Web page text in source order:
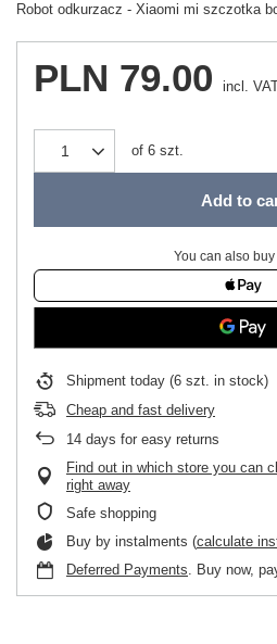
Robot odkurzacz - Xiaomi mi szczotka
PLN 79.00 incl.
of 6 szt.
Add to
You can also
Shipment today (6 szt. in stock)
Cheap and fast delivery
14 days for easy returns
Find out in which store you can
right away
Safe shopping
Buy by instalments (calculate
Deferred Payments. Buy now,